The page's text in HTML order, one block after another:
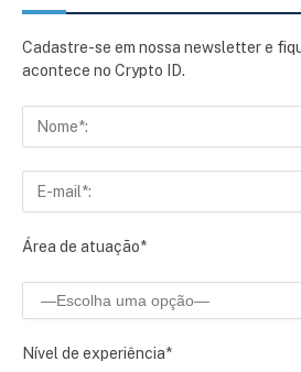
Cadastre-se em nossa newsletter e
acontece no Crypto ID.
Área de atuação*
Nível de experiência*